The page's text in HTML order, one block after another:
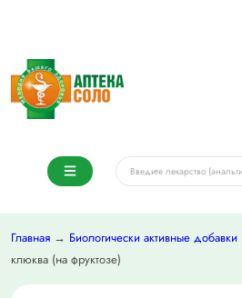
Главная → Биологически активные добавки
клюква (на фруктозе)